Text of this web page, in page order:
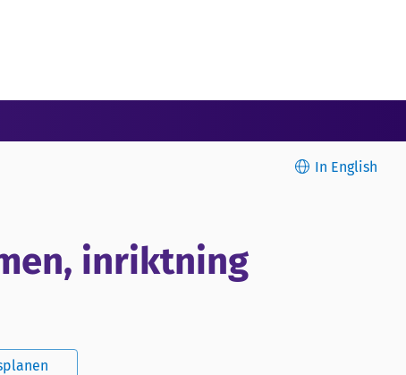
In English
inriktning